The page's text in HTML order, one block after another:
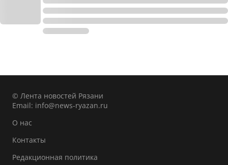
© Лента новостей Рязани
Email: info@news-ryazan.ru
О нас
Контакты
Редакционная политика